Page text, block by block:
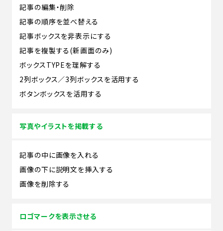
記事の編集・削除
記事の順序を並べ替える
記事ボックスを非表示にする
記事を複製する(新画面のみ)
ボックスTYPEを理解する
2列ボックス／3列ボックスを活用する
ボタンボックスを活用する
写真やイラストを掲載する
記事の中に画像を入れる
画像の下に説明文を挿入する
画像を削除する
ロゴマークを表示させる